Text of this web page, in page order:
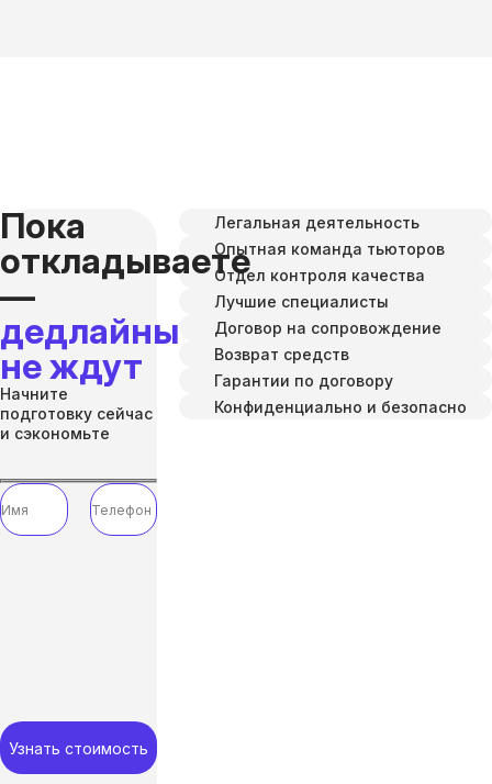
Пока
откладываете
—
дедлайны
не ждут
Начните
подготовку сейчас
и сэкономьте
Узнать стоимость
Легальная деятельность
Опытная команда тьюторов
Отдел контроля качества
Лучшие специалисты
Договор на сопровождение
Возврат средств
Гарантии по договору
Конфиденциально и безопасно